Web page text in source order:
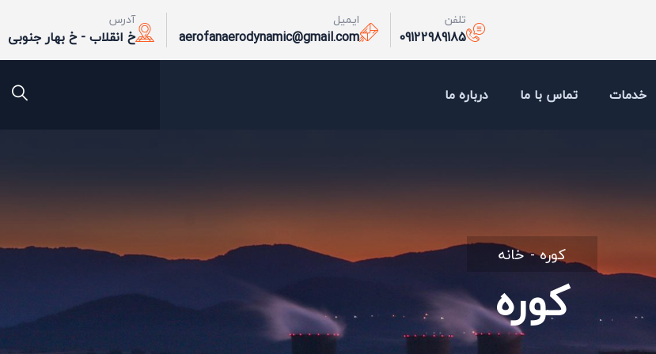
تلفن
09122989185
ایمیل
aerofanaerodynamic@gmail.com
آدرس
خ انقلاب - خ بهار جنوبی
خدمات تماس با ما درباره ما
خانه کوره
کوره